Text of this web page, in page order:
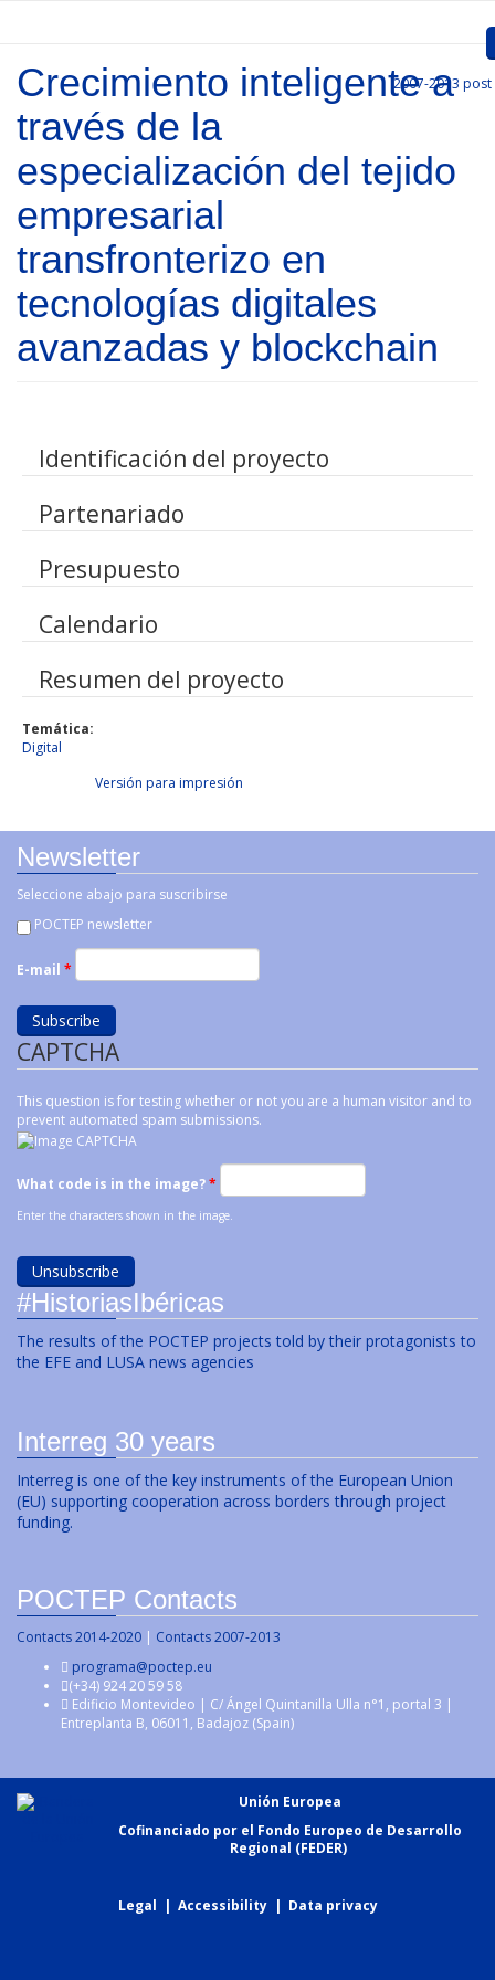
Inicio
Presentation
Approved Projects
Communication
Documents
2007-2013 post
Crecimiento inteligente a
través de la
especialización del tejido
empresarial
transfronterizo en
tecnologías digitales
avanzadas y blockchain
Identificación del proyecto
Partenariado
Presupuesto
Calendario
Resumen del proyecto
Temática:
Digital
Facebook Like
Compartir en Facebook
Tweet Widget
Linkedin Share Button
Versión para impresión
Newsletter
Seleccione abajo para suscribirse
POCTEP newsletter
E-mail *
CAPTCHA
This question is for testing whether or not you are a human visitor and to
prevent automated spam submissions.
What code is in the image?*
Enter the characters shown in the image.
#HistoriasIbéricas
The results of the POCTEP projects told by their protagonists to
the EFE and LUSA news agencies
Interreg 30 years
Interreg is one of the key instruments of the European Union
(EU) supporting cooperation across borders through project
funding.
POCTEP Contacts
Contacts 2014-2020 | Contacts 2007-2013
programa@poctep.eu
(+34) 924 20 59 58
Edificio Montevideo | C/ Ángel Quintanilla Ulla n°1, portal 3 |
Entreplanta B, 06011, Badajoz (Spain)
Unión Europea
Cofinanciado por el Fondo Europeo de Desarrollo
Regional (FEDER)
Legal | Accessibility | Data privacy